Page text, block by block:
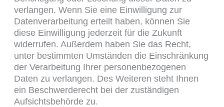
verlangen. Wenn Sie eine Einwilligung zur
Datenverarbeitung erteilt haben, können Sie
diese Einwilligung jederzeit für die Zukunft
widerrufen. Außerdem haben Sie das Recht,
unter bestimmten Umständen die Einschränkung
der Verarbeitung Ihrer personenbezogenen
Daten zu verlangen. Des Weiteren steht Ihnen
ein Beschwerderecht bei der zuständigen
Aufsichtsbehörde zu.